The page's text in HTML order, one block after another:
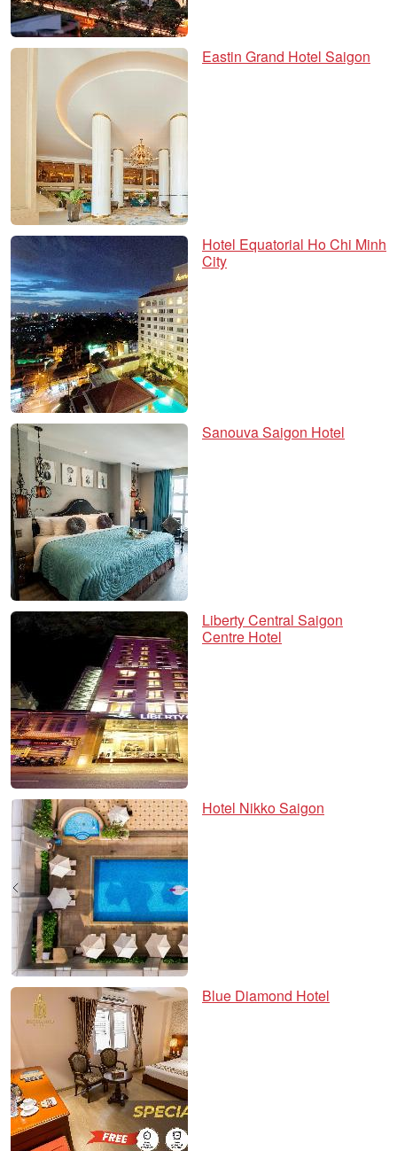
Eastin Grand Hotel Saigon
Hotel Equatorial Ho Chi Minh
City
Sanouva Saigon Hotel
Liberty Central Saigon
Centre Hotel
Hotel Nikko Saigon
Blue Diamond Hotel